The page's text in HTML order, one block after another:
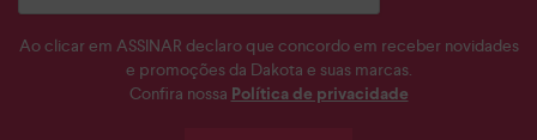
Ao clicar em ASSINAR declaro que concordo em receber novidades
e promoções da Dakota e suas marcas.
Confira nossa Política de privacidade